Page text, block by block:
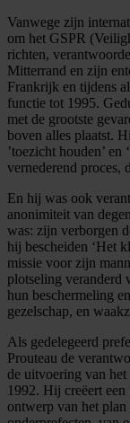
Vanwege zijn
om het GSPR
richten,
Mitterrand en zijn
Frankrijk en tijdens
functie tot 1995.
met de grootste
boven alles plaatst.
’toezicht houden’
vernederend proces,
En hij was ook
anonimiteit van
was: zijn verborgen
hij bescheiden ‘Het
missie voor zijn
plotseling veranderd
hun beschermeling
gezelschap, en
Als gedelegeerd
Prouteau de
de uitvoering van
1992. Hij creëert
ontwerp van het plan